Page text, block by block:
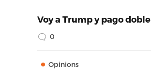
Voy a Trump y pago doble
0
Opinions